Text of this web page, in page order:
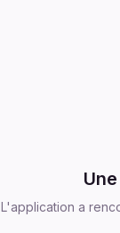
L'application a